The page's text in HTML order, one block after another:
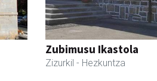
Zubimusu Ikastola
Zizurkil - Hezkuntza